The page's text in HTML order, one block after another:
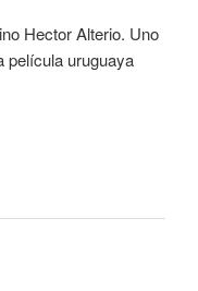
Hector Alterio. Uno
película uruguaya